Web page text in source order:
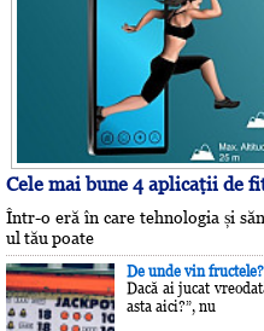
Cele mai bune 4 aplicaţii de
Într-o eră în care tehnologia și
ul tău poate
De unde vin
Dacă ai jucat
asta aici?”, nu